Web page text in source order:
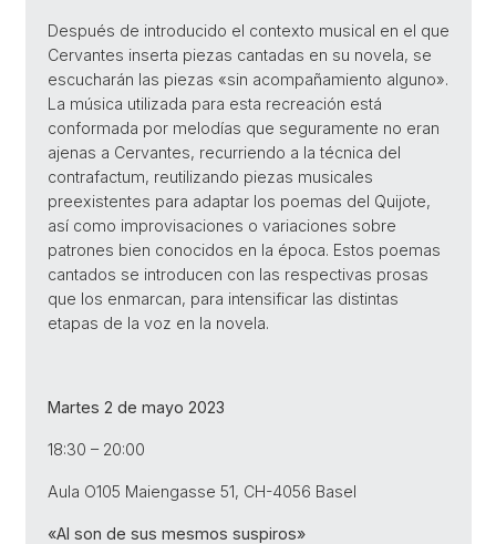
Después de introducido el contexto musical en el que
Cervantes inserta piezas cantadas en su novela, se
escucharán las piezas «sin acompañamiento alguno».
La música utilizada para esta recreación está
conformada por melodías que seguramente no eran
ajenas a Cervantes, recurriendo a la técnica del
contrafactum, reutilizando piezas musicales
preexistentes para adaptar los poemas del Quijote,
así como improvisaciones o variaciones sobre
patrones bien conocidos en la época. Estos poemas
cantados se introducen con las respectivas prosas
que los enmarcan, para intensificar las distintas
etapas de la voz en la novela.
Martes 2 de mayo 2023
18:30 – 20:00
Aula O105 Maiengasse 51, CH-4056 Basel
«Al son de sus mesmos suspiros»